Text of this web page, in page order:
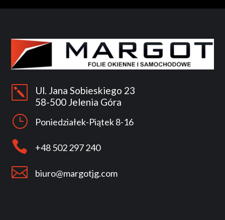
k
Ul. Jana Sobieskiego 23
58-500 Jelenia Góra
} Poniedziałek-Piątek 8-16
 +48 502 297 240
 biuro@margotjg.com